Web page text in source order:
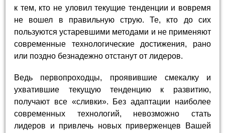
к тем, кто не уловил текущие тенденции и вовремя
не вошел в правильную струю. Те, кто до сих
пользуются устаревшими методами и не применяют
современные технологические достижения, рано
или поздно безнадежно отстанут от лидеров.
Ведь первопроходцы, проявившие смекалку и
ухватившие текущую тенденцию к развитию,
получают все «сливки». Без адаптации наиболее
современных технологий, невозможно стать
лидеров и привлечь новых приверженцев Вашей